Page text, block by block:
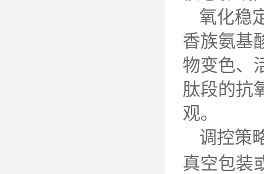
氧化稳
香族氨基
物变色、
肽段的抗
观。
调控策
真空包装